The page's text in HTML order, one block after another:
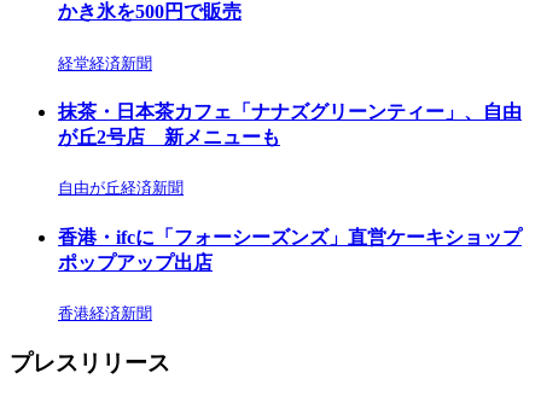
かき氷を500円で販売
経堂経済新聞
抹茶・日本茶カフェ「ナナズグリーンティー」、自由
が丘2号店 新メニューも
自由が丘経済新聞
香港・ifcに「フォーシーズンズ」直営ケーキショップ
ポップアップ出店
香港経済新聞
プレスリリース